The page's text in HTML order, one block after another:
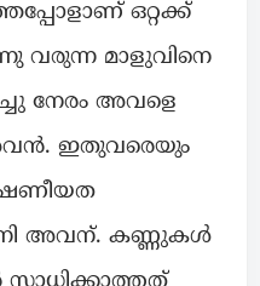
ഒറ്റക്ക്
വരുന്ന മാളുവിനെ
നേരം അവളെ
ഇതുവരെയും
അവന്. കണ്ണുകൾ